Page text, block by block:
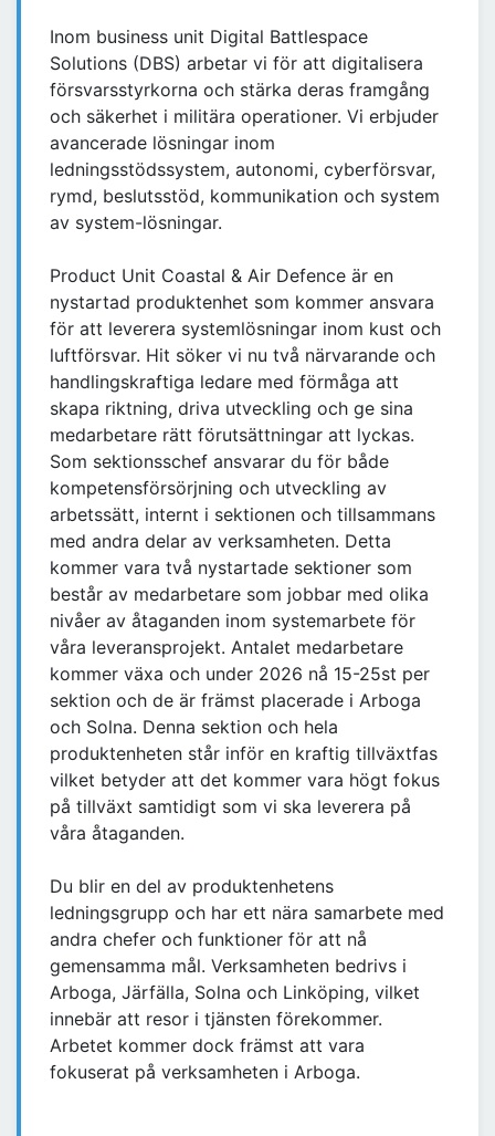
Inom business unit Digital Battlespace
Solutions (DBS) arbetar vi för att digitalisera
försvarsstyrkorna och stärka deras framgång
och säkerhet i militära operationer. Vi erbjuder
avancerade lösningar inom
ledningsstödssystem, autonomi, cyberförsvar,
rymd, beslutsstöd, kommunikation och system
av system-lösningar.
Product Unit Coastal & Air Defence är en
nystartad produktenhet som kommer ansvara
för att leverera systemlösningar inom kust och
luftförsvar. Hit söker vi nu två närvarande och
handlingskraftiga ledare med förmåga att
skapa riktning, driva utveckling och ge sina
medarbetare rätt förutsättningar att lyckas.
Som sektionsschef ansvarar du för både
kompetensförsörjning och utveckling av
arbetssätt, internt i sektionen och tillsammans
med andra delar av verksamheten. Detta
kommer vara två nystartade sektioner som
består av medarbetare som jobbar med olika
nivåer av åtaganden inom systemarbete för
våra leveransprojekt. Antalet medarbetare
kommer växa och under 2026 nå 15-25st per
sektion och de är främst placerade i Arboga
och Solna. Denna sektion och hela
produktenheten står inför en kraftig tillväxtfas
vilket betyder att det kommer vara högt fokus
på tillväxt samtidigt som vi ska leverera på
våra åtaganden.
Du blir en del av produktenhetens
ledningsgrupp och har ett nära samarbete med
andra chefer och funktioner för att nå
gemensamma mål. Verksamheten bedrivs i
Arboga, Järfälla, Solna och Linköping, vilket
innebär att resor i tjänsten förekommer.
Arbetet kommer dock främst att vara
fokuserat på verksamheten i Arboga.